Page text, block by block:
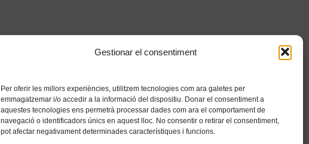
Gestionar el consentiment
Per oferir les millors experiències, utilitzem tecnologies com ara galetes per
emmagatzemar i/o accedir a la informació del dispositiu. Donar el consentiment a
aquestes tecnologies ens permetrà processar dades com ara el comportament de
navegació o identificadors únics en aquest lloc. No consentir o retirar el consentiment,
pot afectar negativament determinades característiques i funcions.